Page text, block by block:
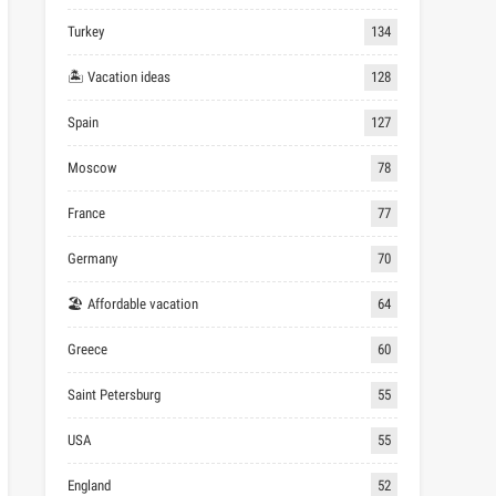
Turkey 134
🏝 Vacation ideas 128
Spain 127
Moscow 78
France 77
Germany 70
🏖 Affordable vacation 64
Greece 60
Saint Petersburg 55
USA 55
England 52